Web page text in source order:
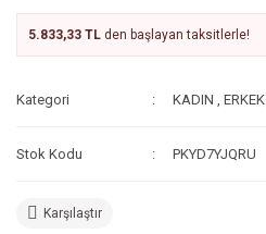
5.833,33 TL den başlayan taksitlerle!
Kategori KADIN ,ERKEK
Stok Kodu PKYD7YJQRU
Karşılaştır